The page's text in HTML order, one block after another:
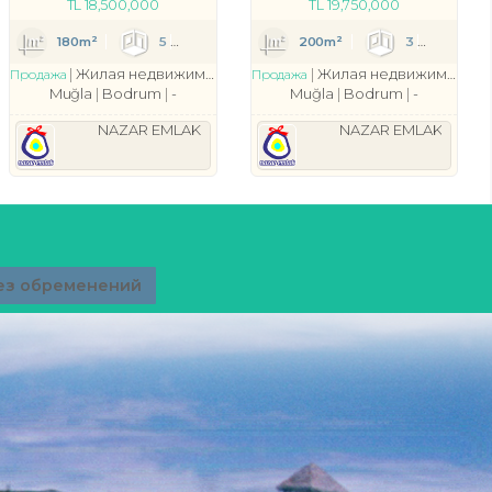
3
Вилла
2637
TL 18,500,000
180m² 5 3
Продажа Жилая недвижимость
Вилла
Muğla
Bodrum -
NAZAR EMLAK
TL 19,750,000
200m² 3
Продажа Жилая недвижимость
Muğla
Bodrum -
NAZAR EMLAK
обременений